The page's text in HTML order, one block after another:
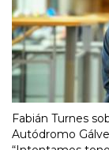
Fabián Turnes
Autódromo